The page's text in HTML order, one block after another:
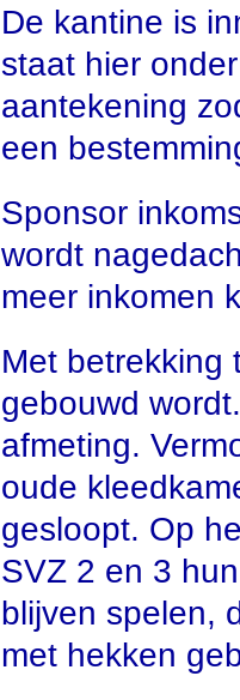
De kantine is
staat hier
aantekening
een
Sponsor
wordt
meer inkomen
Met betrekking
gebouwd
afmeting.
oude
gesloopt. Op
SVZ 2 en 3
blijven spelen,
met hekken